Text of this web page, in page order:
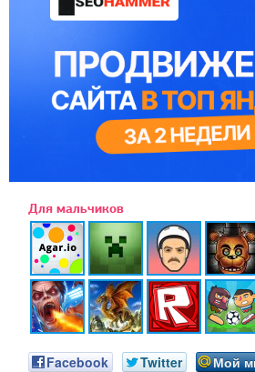
Для мальчиков
Facebook Twitter Мой